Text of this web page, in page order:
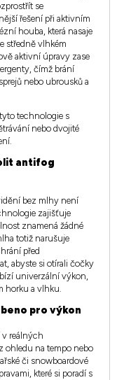
se
řešení při aktivním
houba, která nasaje
středně vlhkém
aktivní úpravy zase
čímž brání
nebo ubrousků a
technologie s
nebo dvojité
antifog
bez mlhy není
zajišťuje
znamená žádné
totiž narušuje
před
abyste si otírali čočky
univerzální výkon,
horku a vlhku.
pro výkon
v reálných
ohledu na tempo nebo
či snowboardové
které si poradí s